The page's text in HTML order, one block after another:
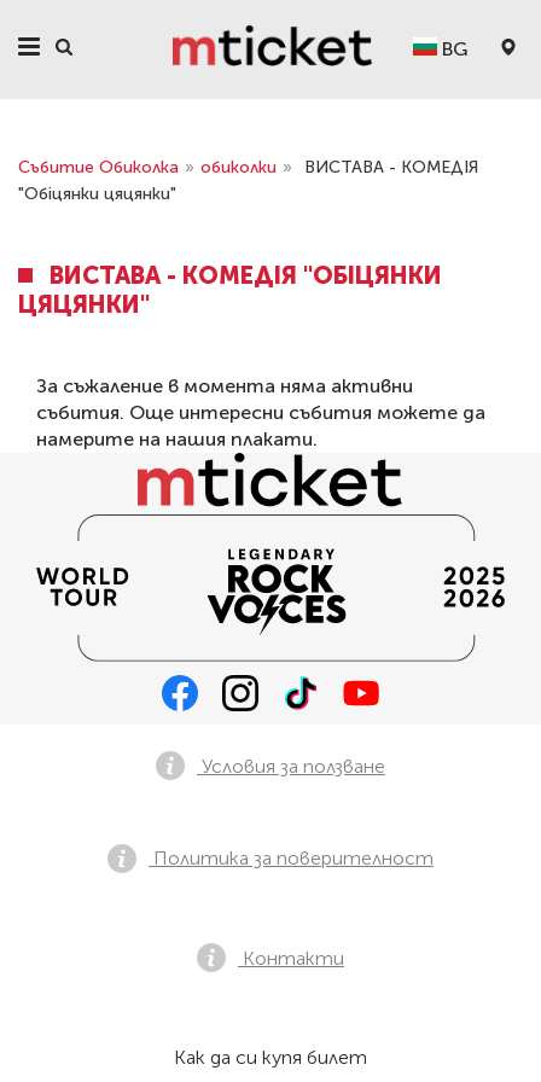
BG
Събитие Обиколка » обиколки »
ВИСТАВА - КОМЕДІЯ
"Обіцянки цяцянки"
ВИСТАВА - КОМЕДІЯ "ОБІЦЯНКИ
ЦЯЦЯНКИ"
За съжаление в момента няма активни
събития. Още интересни събития можете да
намерите на нашия плакати.
Условия за ползване
Политика за поверителност
Контакти
Как да си купя билет